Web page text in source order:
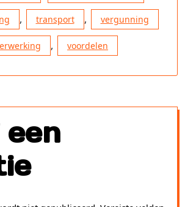
, transport , vergunning
, voordelen